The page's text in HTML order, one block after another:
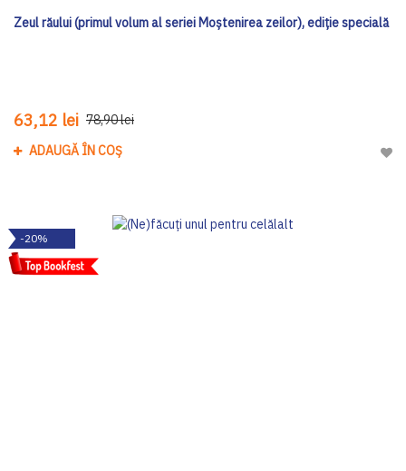
Zeul răului (primul volum al seriei Moștenirea zeilor), ediţie specială
63,12 lei 78,90 lei
ADAUGĂ ÎN COȘ
-20%